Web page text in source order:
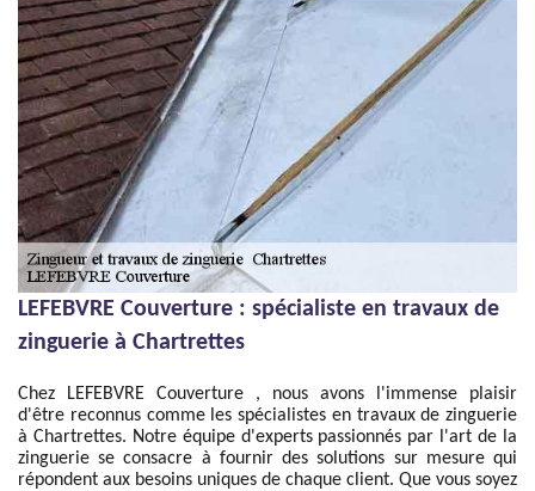
LEFEBVRE Couverture : spécialiste en travaux de
zinguerie à Chartrettes
Chez LEFEBVRE Couverture , nous avons l'immense plaisir
d'être reconnus comme les spécialistes en travaux de zinguerie
à Chartrettes. Notre équipe d'experts passionnés par l'art de la
zinguerie se consacre à fournir des solutions sur mesure qui
répondent aux besoins uniques de chaque client. Que vous soyez